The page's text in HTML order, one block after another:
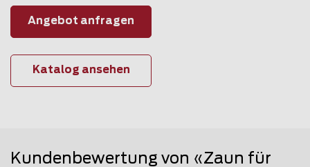
Angebot anfragen
Katalog ansehen
Kundenbewertung von «Zaun für